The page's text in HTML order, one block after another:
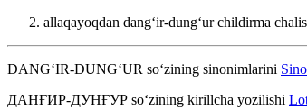
allaqayoqdan dangʻir-dungʻur childirma
DANG‘IR-DUNG‘UR so‘zining sinonimlarini
ДАНҒИР-ДУНҒУР so‘zining kirillcha yozilishi